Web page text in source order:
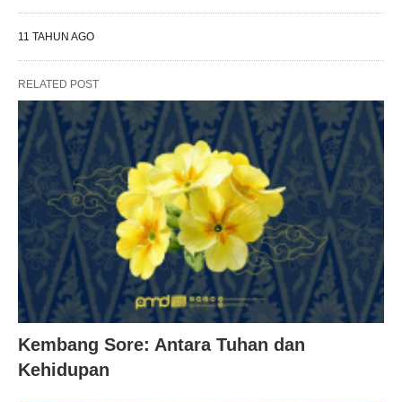
11 TAHUN AGO
RELATED POST
Kembang Sore: Antara Tuhan dan
Kehidupan